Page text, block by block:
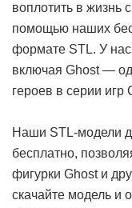
воплотить в жизнь
помощью наших
формате STL. У
включая Ghost —
героев в серии игр
Наши STL-модели
бесплатно,
фигурки Ghost и
скачайте модель и